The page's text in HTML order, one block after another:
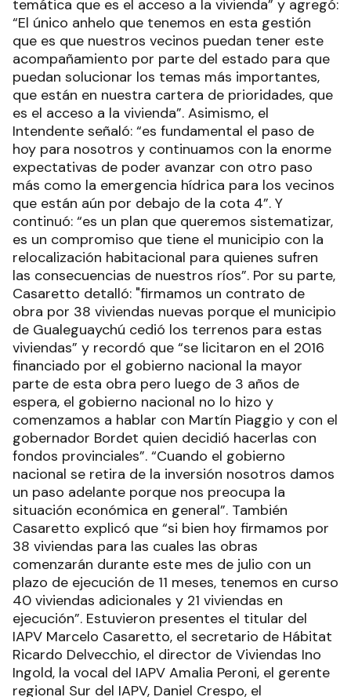
temática que es el acceso a la vivienda” y agregó:
“El único anhelo que tenemos en esta gestión
que es que nuestros vecinos puedan tener este
acompañamiento por parte del estado para que
puedan solucionar los temas más importantes,
que están en nuestra cartera de prioridades, que
es el acceso a la vivienda”. Asimismo, el
Intendente señaló: “es fundamental el paso de
hoy para nosotros y continuamos con la enorme
expectativas de poder avanzar con otro paso
más como la emergencia hídrica para los vecinos
que están aún por debajo de la cota 4”. Y
continuó: “es un plan que queremos sistematizar,
es un compromiso que tiene el municipio con la
relocalización habitacional para quienes sufren
las consecuencias de nuestros ríos”. Por su parte,
Casaretto detalló: "firmamos un contrato de
obra por 38 viviendas nuevas porque el municipio
de Gualeguaychú cedió los terrenos para estas
viviendas” y recordó que “se licitaron en el 2016
financiado por el gobierno nacional la mayor
parte de esta obra pero luego de 3 años de
espera, el gobierno nacional no lo hizo y
comenzamos a hablar con Martín Piaggio y con el
gobernador Bordet quien decidió hacerlas con
fondos provinciales”. “Cuando el gobierno
nacional se retira de la inversión nosotros damos
un paso adelante porque nos preocupa la
situación económica en general”. También
Casaretto explicó que “si bien hoy firmamos por
38 viviendas para las cuales las obras
comenzarán durante este mes de julio con un
plazo de ejecución de 11 meses, tenemos en curso
40 viviendas adicionales y 21 viviendas en
ejecución”. Estuvieron presentes el titular del
IAPV Marcelo Casaretto, el secretario de Hábitat
Ricardo Delvecchio, el director de Viviendas Ino
Ingold, la vocal del IAPV Amalia Peroni, el gerente
regional Sur del IAPV, Daniel Crespo, el